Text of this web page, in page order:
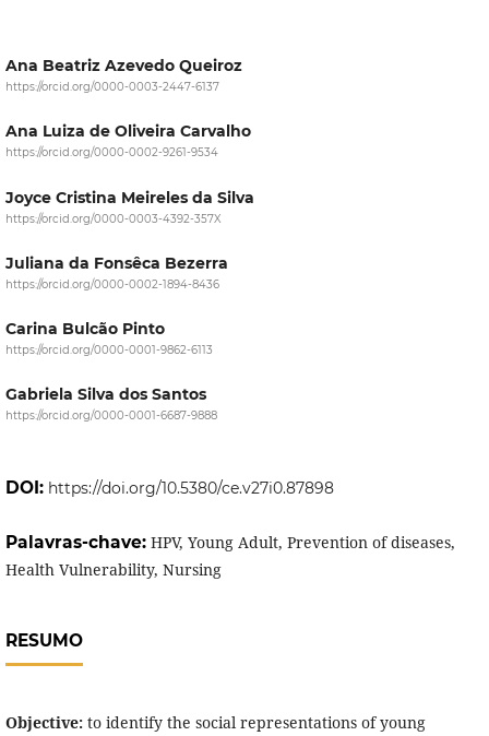
Ana Beatriz Azevedo Queiroz
https://orcid.org/0000-0003-2447-6137
Ana Luiza de Oliveira Carvalho
https://orcid.org/0000-0002-9261-9534
Joyce Cristina Meireles da Silva
https://orcid.org/0000-0003-4392-357X
Juliana da Fonsêca Bezerra
https://orcid.org/0000-0002-1894-8436
Carina Bulcão Pinto
https://orcid.org/0000-0001-9862-6113
Gabriela Silva dos Santos
https://orcid.org/0000-0001-6687-9888
DOI: https://doi.org/10.5380/ce.v27i0.87898
Palavras-chave: HPV, Young Adult, Prevention of diseases,
Health Vulnerability, Nursing
RESUMO
Objective:to identify the social representations of young